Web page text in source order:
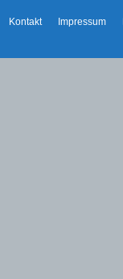
Kontakt Impressum